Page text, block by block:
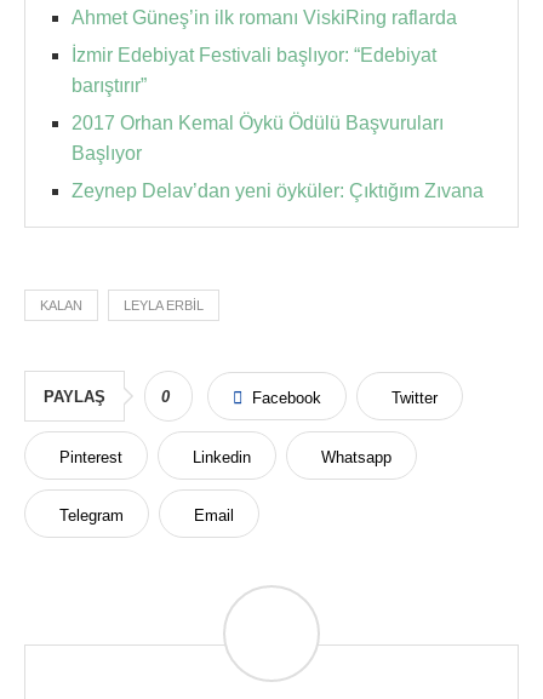
Ahmet Güneş’in ilk romanı ViskiRing raflarda
İzmir Edebiyat Festivali başlıyor: “Edebiyat
barıştırır”
2017 Orhan Kemal Öykü Ödülü Başvuruları
Başlıyor
Zeynep Delav’dan yeni öyküler: Çıktığım Zıvana
KALAN LEYLA ERBIL
PAYLAŞ 0 Facebook Twitter
Pinterest Linkedin Whatsapp
Telegram Email